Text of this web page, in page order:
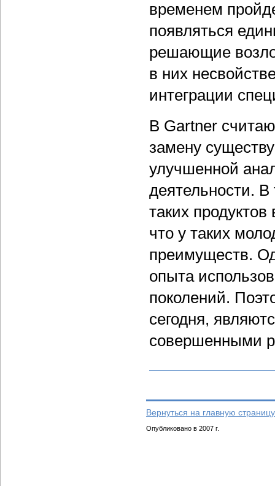
временем
появляться
решающие
в них
интеграции
В Gartner
замену
улучшенной
деятельности.
таких
что у таких
преимуществ.
опыта
поколений.
сегодня,
совершенными
Вернуться на главную
Опубликовано в 2007 г.